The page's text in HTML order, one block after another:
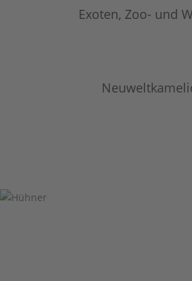
Exoten, Zoo- und